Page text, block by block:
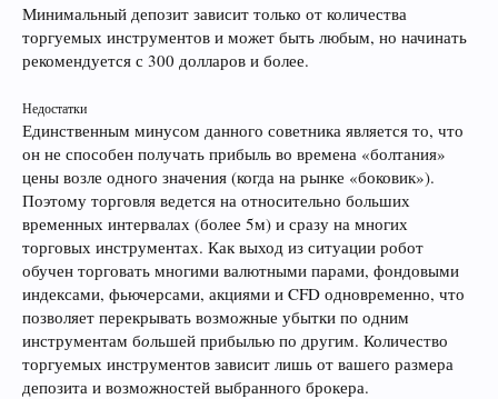
Минимальный депозит зависит только от количества
торгуемых инструментов и может быть любым, но начинать
рекомендуется с 300 долларов и более.
Недостатки
Единственным минусом данного советника является то, что
он не способен получать прибыль во времена «болтания»
цены возле одного значения (когда на рынке «боковик»).
Поэтому торговля ведется на относительно больших
временных интервалах (более 5м) и сразу на многих
торговых инструментах. Как выход из ситуации робот
обучен торговать многими валютными парами, фондовыми
индексами, фьючерсами, акциями и CFD одновременно, что
позволяет перекрывать возможные убытки по одним
инструментам большей прибылью по другим. Количество
торгуемых инструментов зависит лишь от вашего размера
депозита и возможностей выбранного брокера.